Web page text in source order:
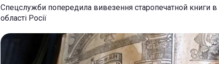
Спецслужби попередила вивезення старопечатной книги в
області Росії